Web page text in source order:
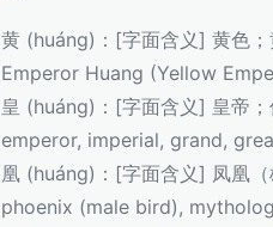
黄 (huáng)：[字面含义] 黄色
Emperor Huang (Yellow
皇 (huáng)：[字面含义] 皇帝
emperor, imperial, grand,
凰 (huáng)：[字面含义] 凤凰
phoenix (male bird),